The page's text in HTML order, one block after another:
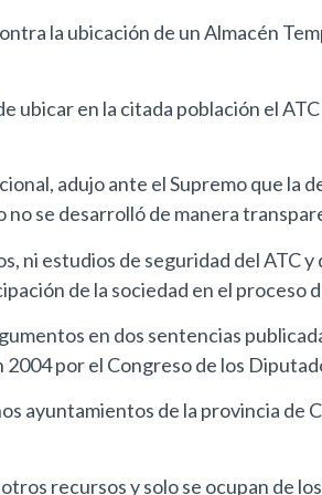
la ubicación de un Almacén
en la citada población el
adujo ante el Supremo que la
se desarrolló de manera
estudios de seguridad del ATC
de la sociedad en el proceso
en dos sentencias
por el Congreso de los
ayuntamientos de la provincia
recursos y solo se ocupan de